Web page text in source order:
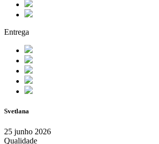
Entrega
Svetlana
25 junho 2026
Qualidade